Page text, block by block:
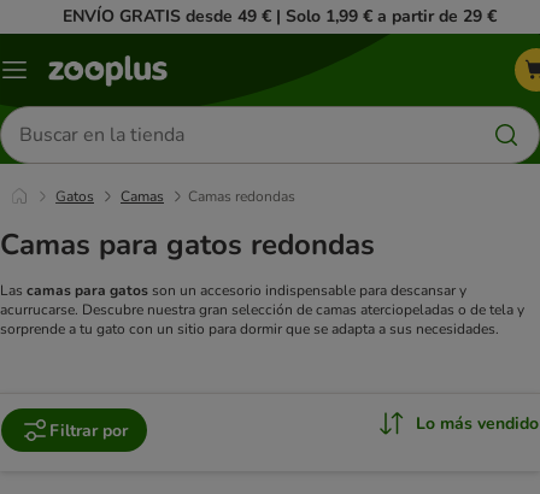
ENVÍO GRATIS desde 49 € | Solo 1,99 € a partir de 29 €
Menú
Buscar
productos
Gatos Camas Camas redondas
Camas para gatos redondas
Las camas para gatos son un accesorio indispensable para descansar y
acurrucarse. Descubre nuestra gran selección de camas aterciopeladas o de tela y
sorprende a tu gato con un sitio para dormir que se adapta a sus necesidades.
Filtrar por Lo más vendido